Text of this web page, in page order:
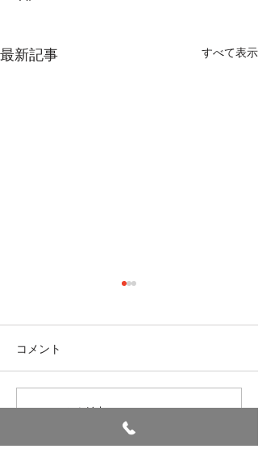
最新記事 すべて表示
コメント
コメントを追加…